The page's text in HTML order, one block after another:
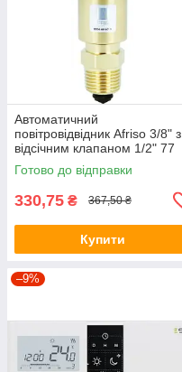
Автоматичний
повітровідвідник Afriso 3/8" з
відсічним клапаном 1/2" 77
735 10
Готово до відправки
330,75 ₴ 367,50 ₴
Купити
–9%